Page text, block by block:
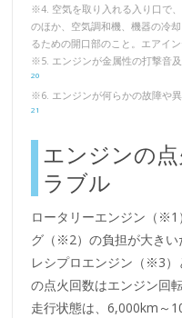
※4. 空気を取り入れる入り口で
のほか、空気調和機、機器の冷
るための開口部のこと。エアイ
※5. エンジンが金属性の打撃音
20
※6. エンジンが何らかの故障や
21
エンジンの
ラブル
ロータリーエンジン（※1
グ（※2）の負担が大きい
レシプロエンジン（※3
の点火回数はエンジン回
走行状態は、6,000km～